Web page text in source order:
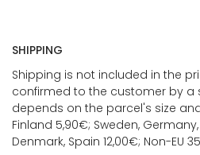
SHIPPING
Shipping is not included in the
confirmed to the customer by
depends on the parcel's size
Finland 5,90€; Sweden,
Denmark, Spain 12,00€; Non-EU